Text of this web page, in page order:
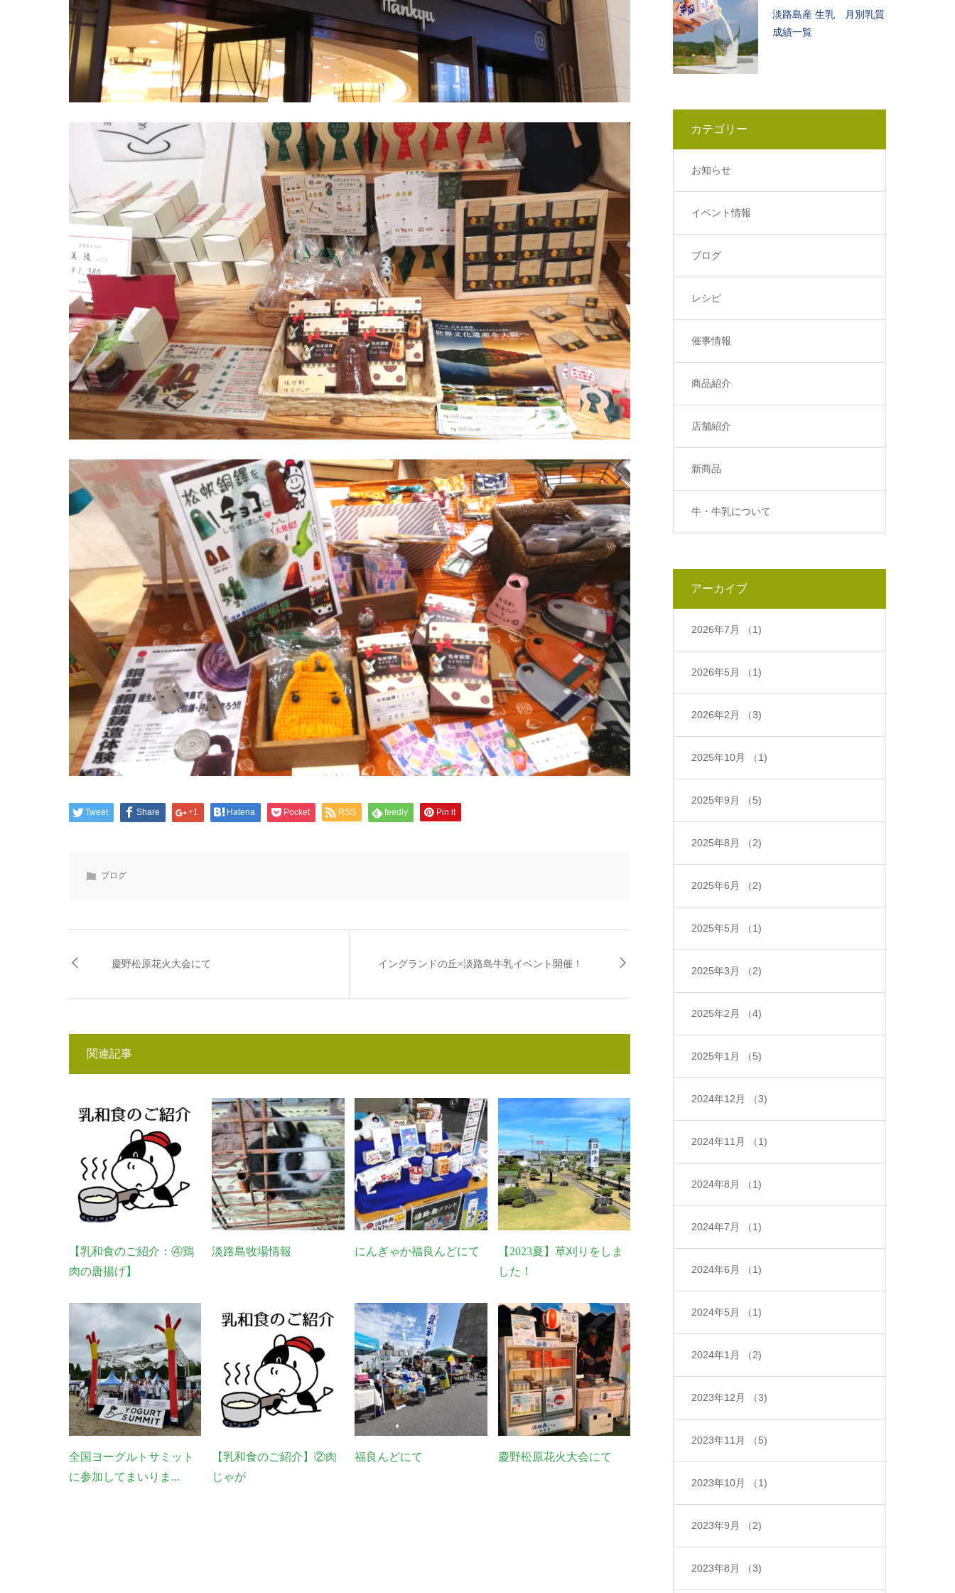
Tweet Share +1 Hatena Pocket RSS feedly Pin it
ブログ
慶野松原花火大会にて イングランドの丘×淡路島牛乳イベント開催！
関連記事
【乳和食のご紹介：④鶏
肉の唐揚げ】
淡路島牧場情報 にんぎゃか福良んどにて
【2023夏】草刈りをしま
した！
全国ヨーグルトサミット
に参加してまいりま...
【乳和食のご紹介】②肉
じゃが
福良んどにて 慶野松原花火大会にて
淡路島産 生乳 月別乳質
成績一覧
カテゴリー
お知らせ
イベント情報
ブログ
レシピ
催事情報
商品紹介
店舗紹介
新商品
牛・牛乳について
アーカイブ
2026年7月 （1)
2026年5月 （1)
2026年2月 （3)
2025年10月 （1)
2025年9月 （5)
2025年8月 （2)
2025年6月 （2)
2025年5月 （1)
2025年3月 （2)
2025年2月 （4)
2025年1月 （5)
2024年12月 （3)
2024年11月 （1)
2024年8月 （1)
2024年7月 （1)
2024年6月 （1)
2024年5月 （1)
2024年1月 （2)
2023年12月 （3)
2023年11月 （5)
2023年10月 （1)
2023年9月 （2)
2023年8月 （3)